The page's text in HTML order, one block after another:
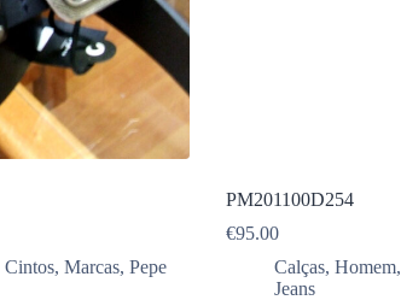
Cintos, Marcas, Pepe
PM201100D254
€95.00
Calças, Homem,
Jeans